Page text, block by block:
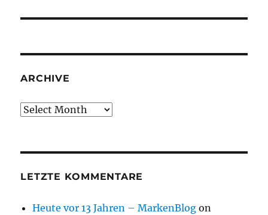
ARCHIVE
Archive
LETZTE KOMMENTARE
Heute vor 13 Jahren – MarkenBlog on